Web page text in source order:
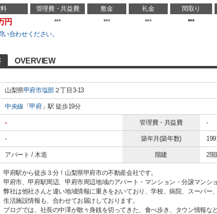
管理費・共益費 敷金 礼金 間取り
円 *** *** *** ***
合わせください。
OVERVIEW
山梨県甲府市塩部２丁目3-13
中央線 「甲府」駅 徒歩19分
- 管理費・共益費 -
- 築年月(築年数)
アパート / 木造 階建 2階
甲府駅から徒歩３分！山梨県甲府市の不動産会社です。
甲府市、甲府駅周辺、甲府市周辺地域のアパート・マンション・分譲マンシ
弊社は他社さんと違い地域情報に重きをおいており、学校、病院、スーパー
生活施設情報も、合わせてお届けしております。
ブログでは、社長の中澤が散々身銭を切ってきた、食べ歩き、タウン情報な